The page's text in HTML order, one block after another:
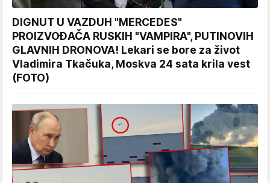
DIGNUT U VAZDUH "MERCEDES"
PROIZVOĐAČA RUSKIH "VAMPIRA", PUTINOVIH
GLAVNIH DRONOVA! Lekari se bore za život
Vladimira Tkačuka, Moskva 24 sata krila vest
(FOTO)